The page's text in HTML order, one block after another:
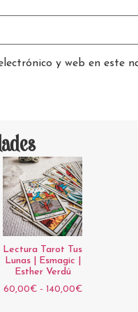
y web en este
Lectura Tarot Tus
Lunas | Esmagic |
Esther Verdú
60,00€ - 140,00€